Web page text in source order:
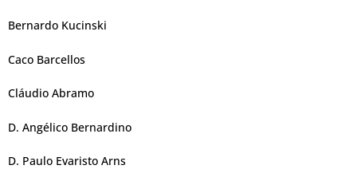
Bernardo Kucinski
Caco Barcellos
Cláudio Abramo
D. Angélico Bernardino
D. Paulo Evaristo Arns